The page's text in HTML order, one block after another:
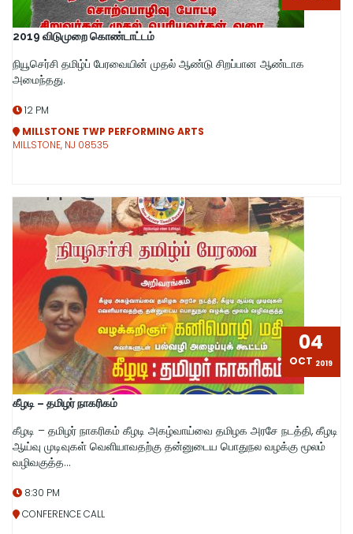
2019 விடுமுறை கொண்டாட்டம்
நியூசெர்சி தமிழ்ப் பேரவையின் முதல் ஆண்டு சிறப்பான ஆண்டாக
அமைந்தது.
12 PM
MILLSTONE TWP PERFORMING ARTS
MILLSTONE, NJ 08535
கீழடி – தமிழர் நாகரிகம்
கீழடி – தமிழர் நாகரிகம் கீழடி அகழ்வாய்வை தமிழக அரசே நடத்தி, கீழடி
ஆய்வு முடிவுகள் வெளியாவதற்கு தன்னுடைய பொதுநல வழக்கு மூலம்
வழிவகுத்த…
8:30 PM
CONFERENCE CALL
04
OCT 2019